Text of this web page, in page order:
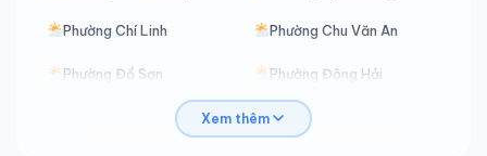
Phường Chí Linh Phường Chu Văn An
Phường Đồ Sơn Phường Đông Hải
Phường Dương Kinh Phường Gia Viên
Xem thêm